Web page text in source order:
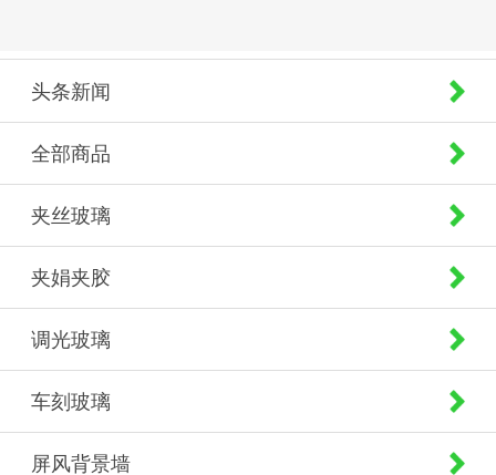
头条新闻
全部商品
夹丝玻璃
夹娟夹胶
调光玻璃
车刻玻璃
屏风背景墙